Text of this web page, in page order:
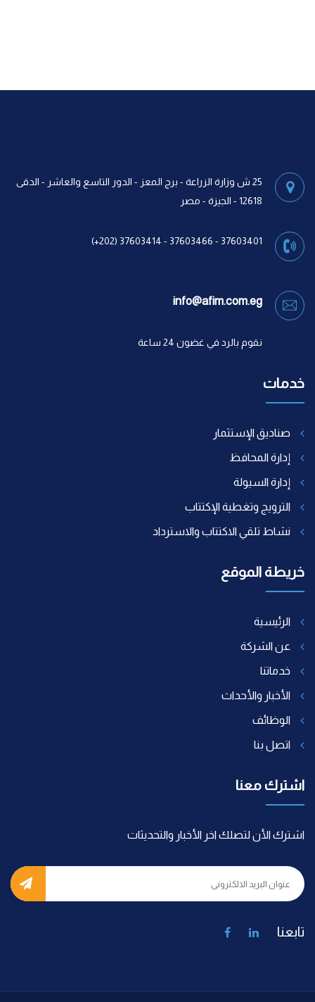
25 ش وزارة الزراعة - برج المعز - الدور التاسع والعاشر - الدقى
12618 - الجيزة - مصر
37603401 - 37603466 - 37603414 (202+)
info@afim.com.eg
نقوم بالرد في غضون 24 ساعة
خدمات
صناديق الإستثمار
إدارة المحافظ
إدارة السيولة
الترويج وتغطية الإكتتاب
نشاط تلقي الاكتتاب والاسترداد
خريطة الموقع
الرئيسية
عن الشركة
خدماتنا
الأخبار والأحداث
الوظائف
اتصل بنا
اشترك معنا
اشترك الأن لتصلك اخر الأخبار والتحديثات
تابعنا